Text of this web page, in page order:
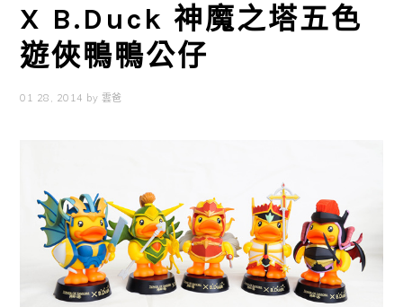
X B.Duck 神魔之塔五色
遊俠鴨鴨公仔
01 28, 2014 by 雲爸